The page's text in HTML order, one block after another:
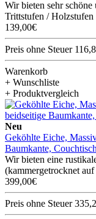
Wir bieten sehr
Trittstufen / Holzstufen
139,00€
Preis ohne Steuer
Warenkorb
+ Wunschliste
+ Produktvergleich
Neu
Geköhlte Eiche,
Baumkante, Couchtisch
Wir bieten eine
(kammergetrocknet
399,00€
Preis ohne Steuer